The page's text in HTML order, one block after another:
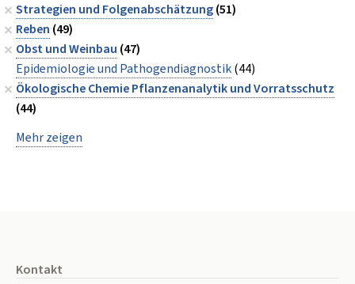
Strategien und Folgenabschätzung(51)
Reben (49)
Obst und Weinbau (47)
Epidemiologie und Pathogendiagnostik(44)
Ökologische Chemie Pflanzenanalytik und Vorratsschutz
(44)
Mehr zeigen
Kontakt